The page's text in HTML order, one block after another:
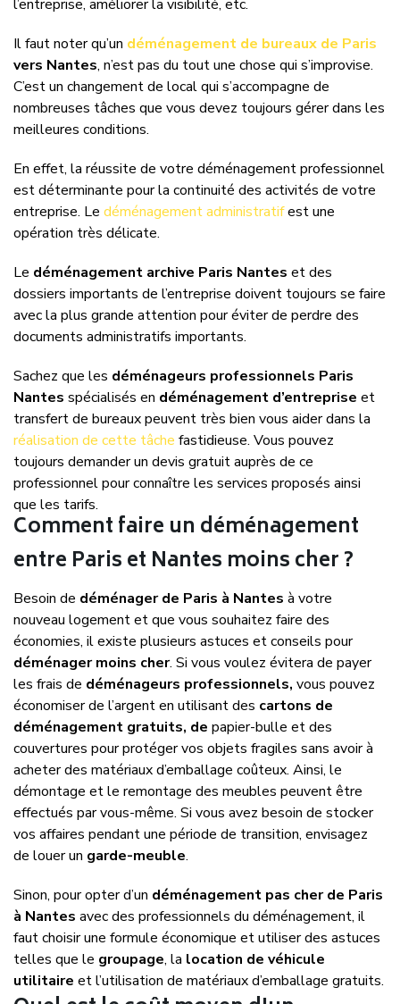
l’entreprise, améliorer la visibilité, etc.
Il faut noter qu’un déménagement de bureaux de Paris
vers Nantes, n’est pas du tout une chose qui s’improvise.
C’est un changement de local qui s’accompagne de
nombreuses tâches que vous devez toujours gérer dans les
meilleures conditions.
En effet, la réussite de votre déménagement professionnel
est déterminante pour la continuité des activités de votre
entreprise. Le déménagement administratifest une
opération très délicate.
Le déménagement archive Paris Nantes et des
dossiers importants de l’entreprise doivent toujours se faire
avec la plus grande attention pour éviter de perdre des
documents administratifs importants.
Sachez que les déménageurs professionnels Paris
Nantes spécialisés en déménagement d’entreprise et
transfert de bureaux peuvent très bien vous aider dans la
réalisation de cette tâche fastidieuse. Vous pouvez
toujours demander un devis gratuit auprès de ce
professionnel pour connaître les services proposés ainsi
que les tarifs.
Comment faire un déménagement
entre Paris et Nantes moins cher ?
Besoin de déménager de Paris à Nantes à votre
nouveau logement et que vous souhaitez faire des
économies, il existe plusieurs astuces et conseils pour
déménager moins cher. Si vous voulez évitera de payer
les frais de déménageurs professionnels, vous pouvez
économiser de l’argent en utilisant des cartons de
déménagement gratuits, de papier-bulle et des
couvertures pour protéger vos objets fragiles sans avoir à
acheter des matériaux d’emballage coûteux. Ainsi, le
démontage et le remontage des meubles peuvent être
effectués par vous-même. Si vous avez besoin de stocker
vos affaires pendant une période de transition, envisagez
de louer un garde-meuble.
Sinon, pour opter d’un déménagement pas cher de Paris
à Nantes avec des professionnels du déménagement, il
faut choisir une formule économique et utiliser des astuces
telles que le groupage, la location de véhicule
utilitaire et l’utilisation de matériaux d’emballage gratuits.